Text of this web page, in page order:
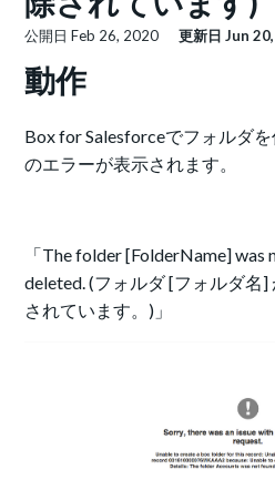
公開日Feb 26, 2020 更新日Jun
動作
Box for Salesforceでフォルダ
のエラーが表示されます。
「The folder [FolderName] was
deleted. (フォルダ [フォルダ名
されています。)」